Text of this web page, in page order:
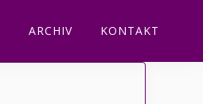
ARCHIV KONTAKT